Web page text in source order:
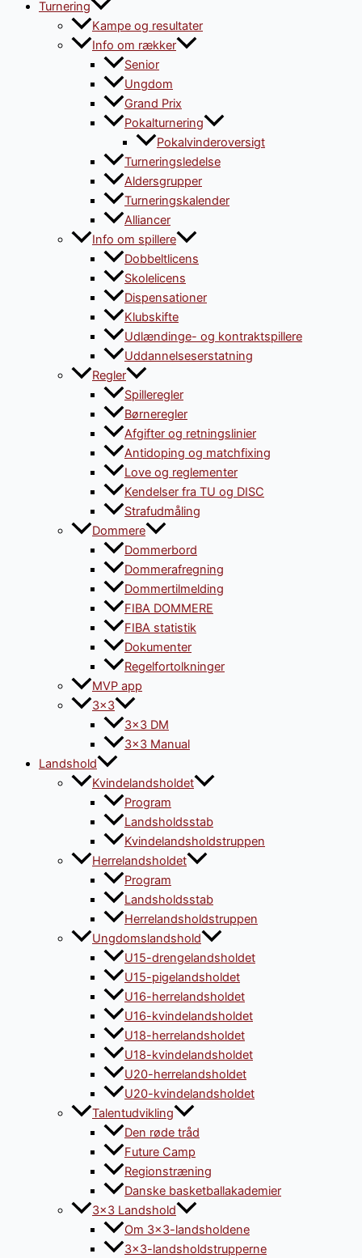
Turnering
Kampe og resultater
Info om rækker
Senior
Ungdom
Grand Prix
Pokalturnering
Pokalvinderoversigt
Turneringsledelse
Aldersgrupper
Turneringskalender
Alliancer
Info om spillere
Dobbeltlicens
Skolelicens
Dispensationer
Klubskifte
Udlændinge- og kontraktspillere
Uddannelseserstatning
Regler
Spilleregler
Børneregler
Afgifter og retningslinier
Antidoping og matchfixing
Love og reglementer
Kendelser fra TU og DISC
Strafudmåling
Dommere
Dommerbord
Dommerafregning
Dommertilmelding
FIBA DOMMERE
FIBA statistik
Dokumenter
Regelfortolkninger
MVP app
3×3
3×3 DM
3×3 Manual
Landshold
Kvindelandsholdet
Program
Landsholdsstab
Kvindelandsholdstruppen
Herrelandsholdet
Program
Landsholdsstab
Herrelandsholdstruppen
Ungdomslandshold
U15-drengelandsholdet
U15-pigelandsholdet
U16-herrelandsholdet
U16-kvindelandsholdet
U18-herrelandsholdet
U18-kvindelandsholdet
U20-herrelandsholdet
U20-kvindelandsholdet
Talentudvikling
Den røde tråd
Future Camp
Regionstræning
Danske basketballakademier
3×3 Landshold
Om 3×3-landsholdene
3×3-landsholdstrupperne